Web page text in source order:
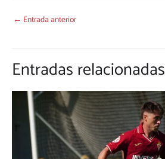
← Entrada anterior
Entradas relacionadas